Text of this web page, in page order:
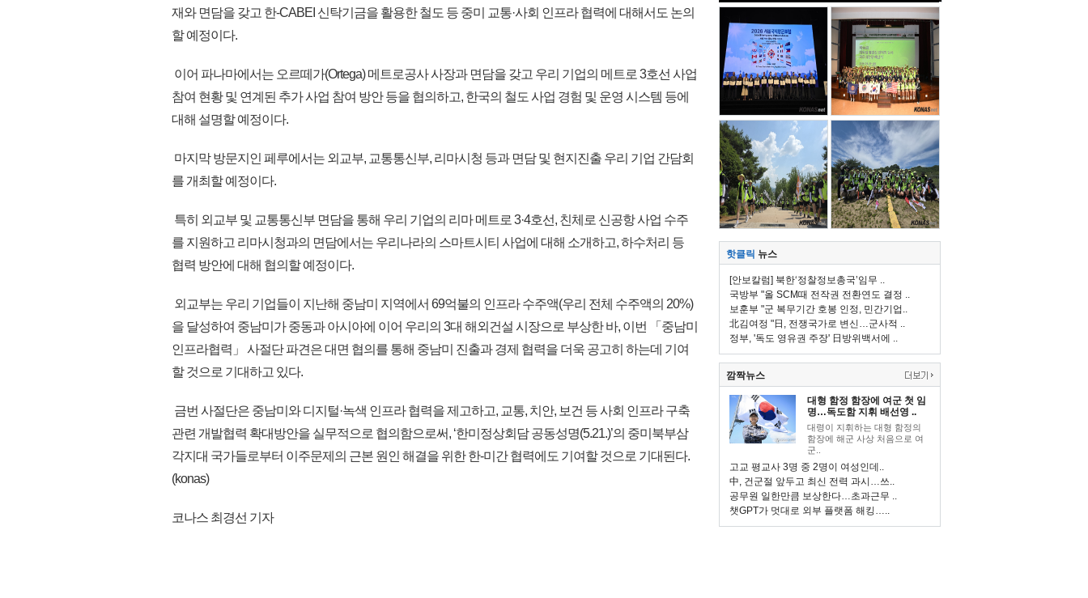
재와 면담을 갖고 한-CABEI 신탁기금을 활용한 철도 등 중미 교통·사회 인프라 협력에 대해서도 논의
할 예정이다.
이어 파나마에서는 오르떼가(Ortega) 메트로공사 사장과 면담을 갖고 우리 기업의 메트로 3호선 사업
참여 현황 및 연계된 추가 사업 참여 방안 등을 협의하고, 한국의 철도 사업 경험 및 운영 시스템 등에
대해 설명할 예정이다.
마지막 방문지인 페루에서는 외교부, 교통통신부, 리마시청 등과 면담 및 현지진출 우리 기업 간담회
를 개최할 예정이다.
특히 외교부 및 교통통신부 면담을 통해 우리 기업의 리마 메트로 3·4호선, 친체로 신공항 사업 수주
를 지원하고 리마시청과의 면담에서는 우리나라의 스마트시티 사업에 대해 소개하고, 하수처리 등
협력 방안에 대해 협의할 예정이다.
외교부는 우리 기업들이 지난해 중남미 지역에서 69억불의 인프라 수주액(우리 전체 수주액의 20%)
을 달성하여 중남미가 중동과 아시아에 이어 우리의 3대 해외건설 시장으로 부상한 바, 이번 「중남미
인프라협력」 사절단 파견은 대면 협의를 통해 중남미 진출과 경제 협력을 더욱 공고히 하는데 기여
할 것으로 기대하고 있다.
금번 사절단은 중남미와 디지털·녹색 인프라 협력을 제고하고, 교통, 치안, 보건 등 사회 인프라 구축
관련 개발협력 확대방안을 실무적으로 협의함으로써, ‘한미정상회담 공동성명(5.21.)’의 중미북부삼
각지대 국가들로부터 이주문제의 근본 원인 해결을 위한 한-미간 협력에도 기여할 것으로 기대된다.
(konas)
코나스 최경선 기자
핫클릭 뉴스
[안보칼럼] 북한‘정찰정보총국’임무 ..
국방부 "올 SCM때 전작권 전환연도 결정 ..
보훈부 "군 복무기간 호봉 인정, 민간기업..
北김여정 "日, 전쟁국가로 변신…군사적 ..
정부, '독도 영유권 주장' 日방위백서에 ..
깜짝뉴스
대형 함정 함장에 여군 첫 임
명…독도함 지휘 배선영 ..
대령이 지휘하는 대형 함정의
함장에 해군 사상 처음으로 여
군..
고교 평교사 3명 중 2명이 여성인데..
中, 건군절 앞두고 최신 전력 과시…쓰..
공무원 일한만큼 보상한다…초과근무 ..
챗GPT가 멋대로 외부 플랫폼 해킹…..